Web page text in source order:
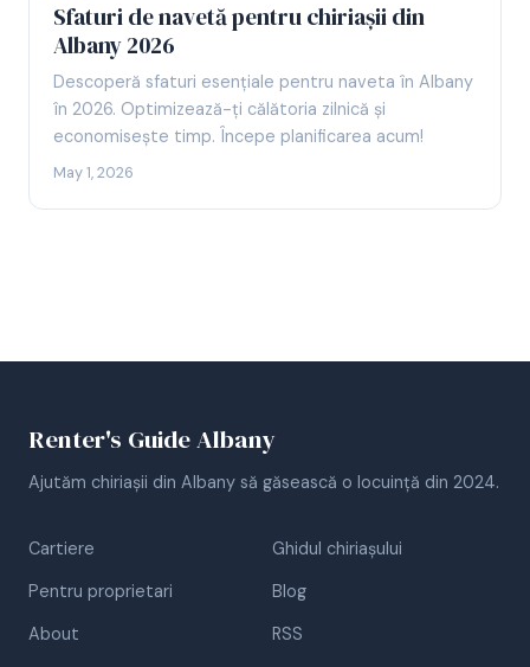
Sfaturi de navetă pentru chiriașii din
Albany 2026
Descoperă sfaturi esențiale pentru naveta în Albany
în 2026. Optimizează-ți călătoria zilnică și
economisește timp. Începe planificarea acum!
May 1, 2026
Renter's Guide Albany
Ajutăm chiriașii din Albany să găsească o locuință din 2024.
Cartiere
Ghidul chiriașului
Pentru proprietari
Blog
About
RSS